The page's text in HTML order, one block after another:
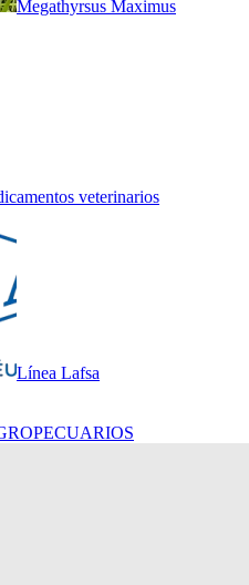
Megathyrsus Maximus
veterinarios
Línea Lafsa